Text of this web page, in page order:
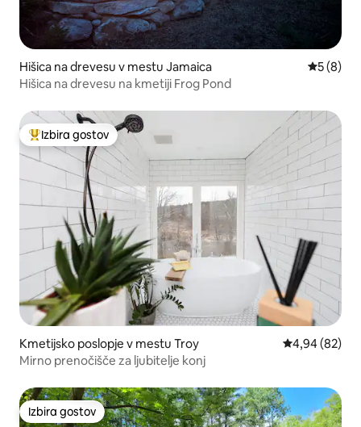
Hišica na drevesu v mestu Jamaica
5 (8)
Hišica na drevesu na kmetiji Frog Pond
Najbolj priljubljena prenočišča z značko »Izbira gostov«
Izbira gostov
Kmetijsko poslopje v mestu Troy Povprečna
4,94 (82)
Mirno prenočišče za ljubitelje konj
Izbira gostov
Izbira gostov